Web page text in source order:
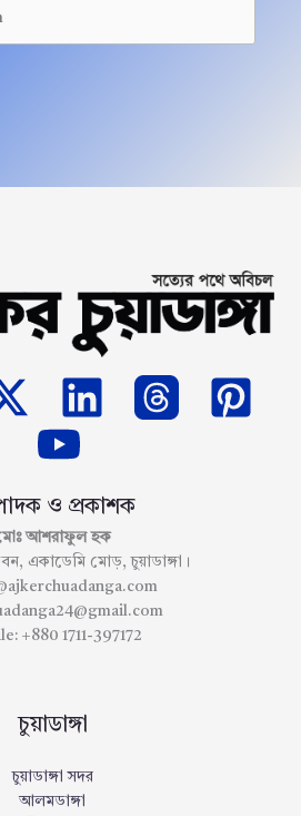
ও প্রকাশক
আশরাফুল হক
একাডেমি মোড়, চুয়াডাঙ্গা।
+880 1711-397172
চুয়াডাঙ্গা
চুয়াডাঙ্গা সদর
আলমডাঙ্গা